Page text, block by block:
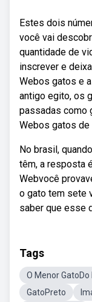
Estes dois
você vai
quantidade de
inscrever e
Webos gatos e
antigo egito, os
passadas como
Webos gatos
No brasil,
têm, a resposta
Webvocê
o gato tem sete
saber que esse
Tags
O Menor GatoDo
GatoPreto